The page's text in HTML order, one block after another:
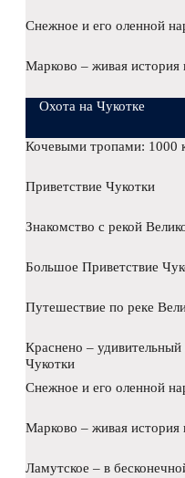
Снежное и его оленной
Марково – живая история
Охота на Чукотке
Кочевыми тропами: 1000
Приветствие Чукотки
Знакомство с рекой
Большое Приветствие
Путешествие по реке
Краснено –
Чукотки
Снежное и его оленной
Марково – живая история
Ламутское – в